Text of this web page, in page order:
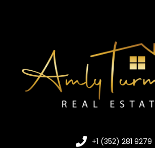
+1 (352) 281 9279